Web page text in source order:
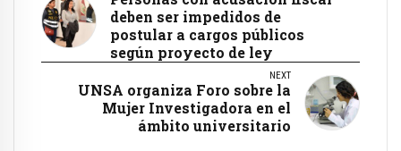
deben ser impedidos de
postular a cargos públicos
según proyecto de ley
NEXT
UNSA organiza Foro sobre la
Mujer Investigadora en el
ámbito universitario